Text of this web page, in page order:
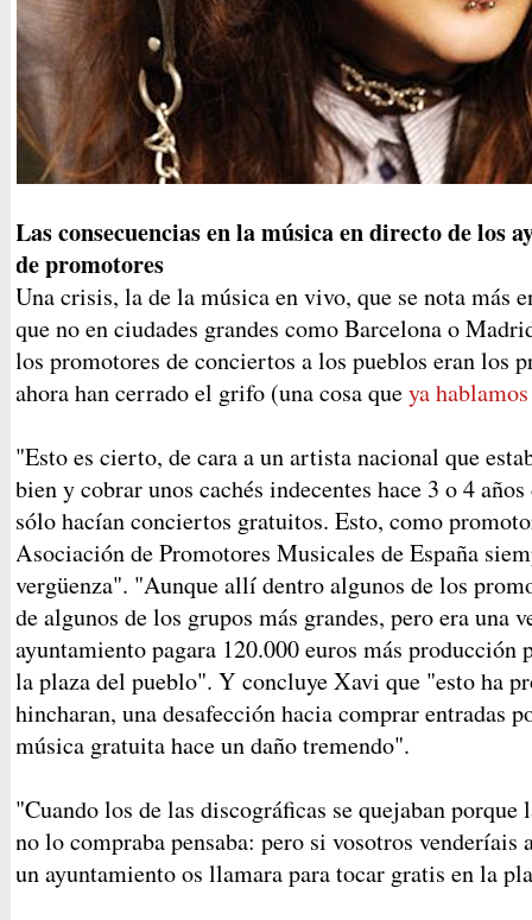
Las consecuencias en la música en directo de los
de promotores
Una crisis, la de la música en vivo, que se nota más
que no en ciudades grandes como Barcelona o
los promotores de conciertos a los pueblos eran los
ahora han cerrado el grifo (una cosa queya
"Esto es cierto, de cara a un artista nacional que
bien y cobrar unos cachés indecentes hace 3 o 4
sólo hacían conciertos gratuitos. Esto, como
Asociación de Promotores Musicales de España
vergüenza". "Aunque allí dentro algunos de los
de algunos de los grupos más grandes, pero era una
ayuntamiento pagara 120.000 euros más producción
la plaza del pueblo". Y concluye Xavi que "esto ha
hincharan, una desafección hacia comprar entradas
música gratuita hace un daño tremendo".
"Cuando los de las discográficas se quejaban porque
no lo compraba pensaba: pero si vosotros venderíais
un ayuntamiento os llamara para tocar gratis en la